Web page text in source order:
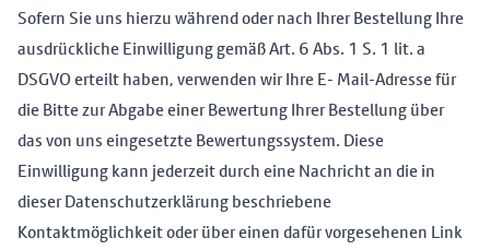
Sofern Sie uns hierzu während oder nach Ihrer Bestellung Ihre
ausdrückliche Einwilligung gemäß Art. 6 Abs. 1 S. 1 lit. a
DSGVO erteilt haben, verwenden wir Ihre E- Mail-Adresse für
die Bitte zur Abgabe einer Bewertung Ihrer Bestellung über
das von uns eingesetzte Bewertungssystem. Diese
Einwilligung kann jederzeit durch eine Nachricht an die in
dieser Datenschutzerklärung beschriebene
Kontaktmöglichkeit oder über einen dafür vorgesehenen Link